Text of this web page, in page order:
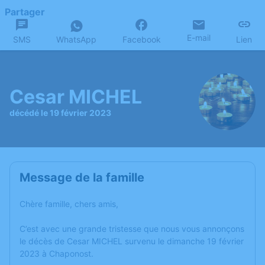
Partager
SMS WhatsApp Facebook E-mail Lien
Cesar MICHEL
décédé le 19 février 2023
Message de la famille
Chère famille, chers amis,
C’est avec une grande tristesse que nous vous annonçons
le décès de Cesar MICHEL survenu le dimanche 19 février
2023 à Chaponost.